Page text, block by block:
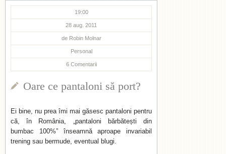
19:00
28 aug. 2011
de Robin Molnar
Personal
6 Comentarii
Oare ce pantaloni să port?
Ei bine, nu prea îmi mai găsesc pantaloni pentru
că, în România, „pantaloni bărbătești din
bumbac 100%” înseamnă aproape invariabil
trening sau bermude, eventual blugi.